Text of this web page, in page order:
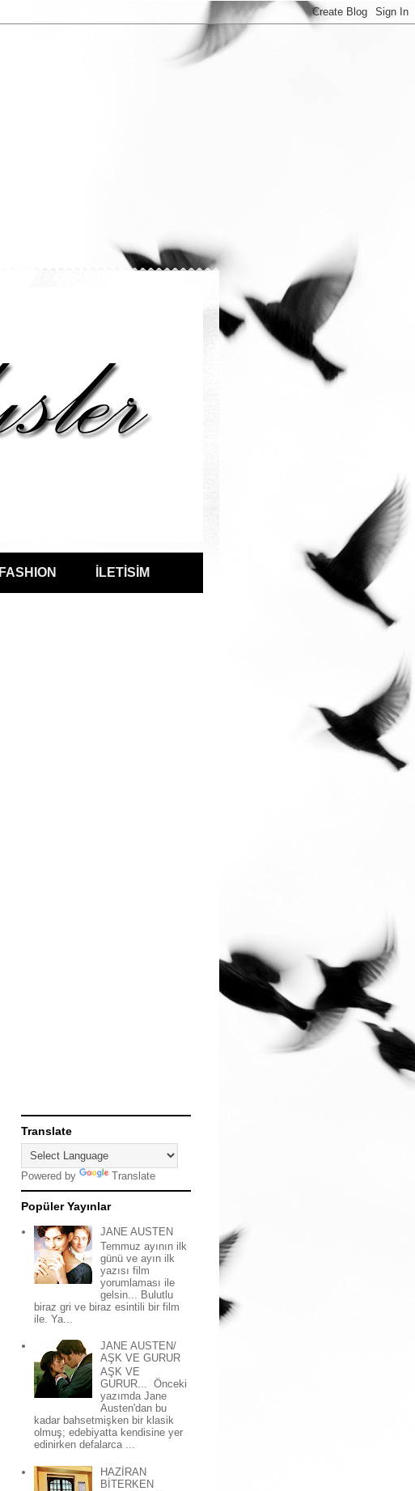
FASHION İLETİSİM
Translate
Powered by Translate
Popüler Yayınlar
JANE AUSTEN
Temmuz ayının ilk
günü ve ayın ilk
yazısı film
yorumlaması ile
gelsin... Bulutlu
biraz gri ve biraz esintili bir film
ile. Ya...
JANE AUSTEN/
AŞK VE GURUR
AŞK VE
GURUR... Önceki
yazımda Jane
Austen'dan bu
kadar bahsetmişken bir klasik
olmuş; edebiyatta kendisine yer
edinirken defalarca ...
HAZİRAN
BİTERKEN